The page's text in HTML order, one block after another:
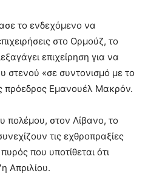
το ενδεχόμενο να
στο Ορμούζ, το
επιχείρηση για να
στενού «σε συντονισμό με το
πρόεδρος Εμανουέλ Μακρόν.
πολέμου, στον Λίβανο, το
τις εχθροπραξίες
που υποτίθεται ότι
Απριλίου.